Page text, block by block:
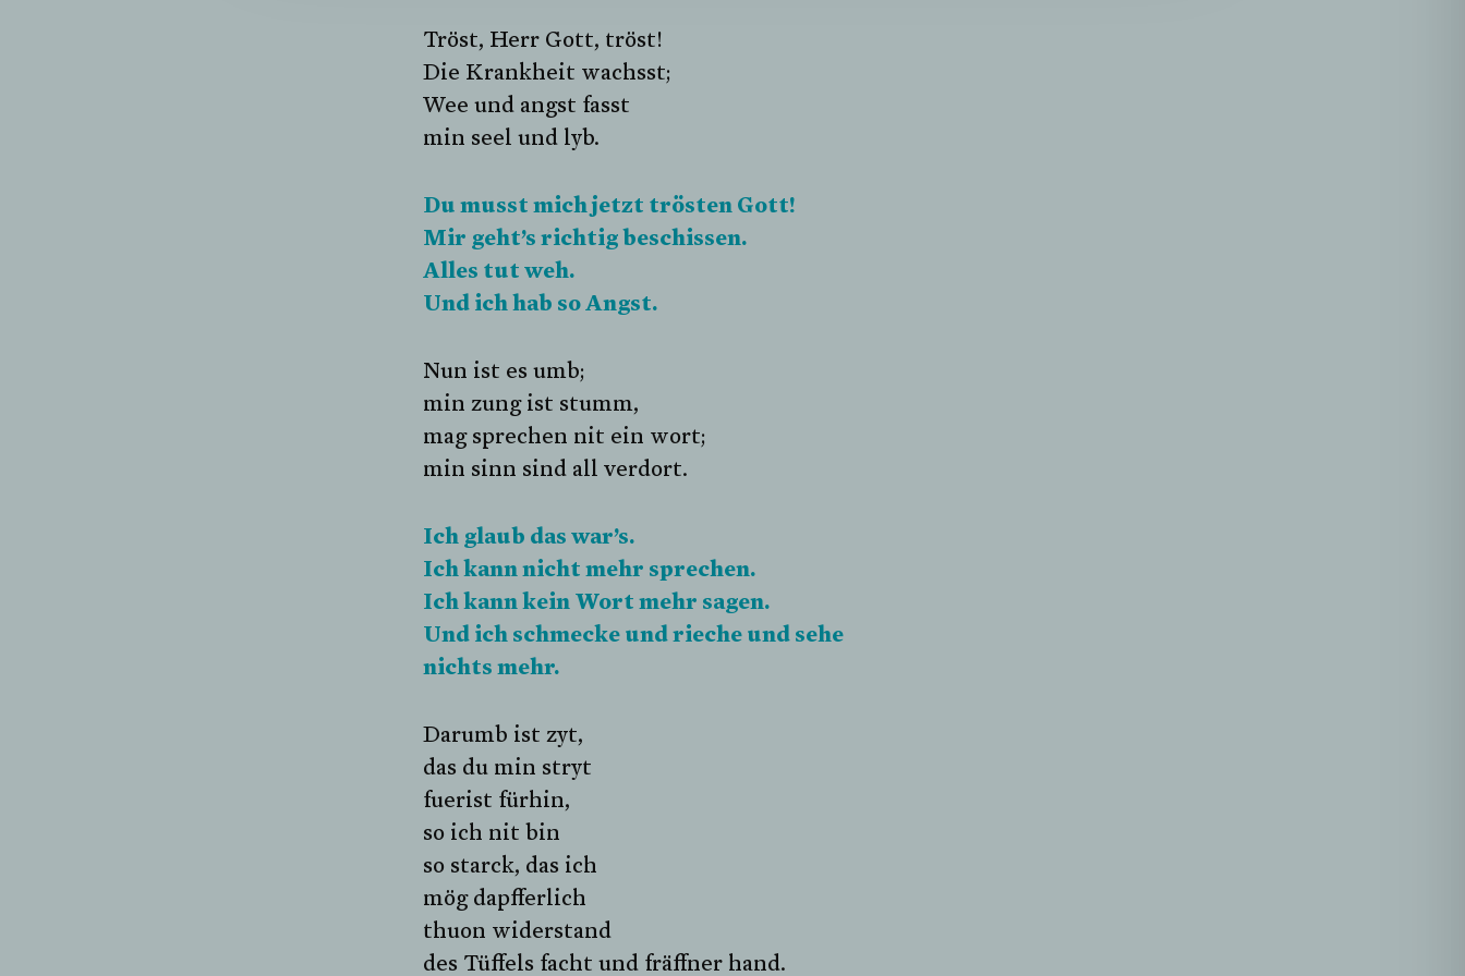
Tröst, Herr Gott, tröst!
Die Krankheit wachsst;
Wee und angst fasst
min seel und lyb.
Du musst mich jetzt trösten Gott!
Mir geht’s richtig beschissen.
Alles tut weh.
Und ich hab so Angst.
Nun ist es umb;
min zung ist stumm,
mag sprechen nit ein wort;
min sinn sind all verdort.
Ich glaub das war’s.
Ich kann nicht mehr sprechen.
Ich kann kein Wort mehr sagen.
Und ich schmecke und rieche und sehe
nichts mehr.
Darumb ist zyt,
das du min stryt
fuerist fürhin,
so ich nit bin
so starck, das ich
mög dapfferlich
thuon widerstand
des Tüffels facht und fräffner hand.